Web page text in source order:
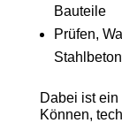
Bauteile
Prüfen,
Dabei ist
Können,